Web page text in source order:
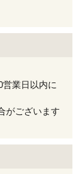
業日以内に
がございます